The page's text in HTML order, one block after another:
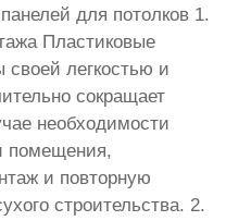
для потолков 1.
Пластиковые
своей легкостью и
сокращает
необходимости
помещения,
и повторную
строительства. 2.